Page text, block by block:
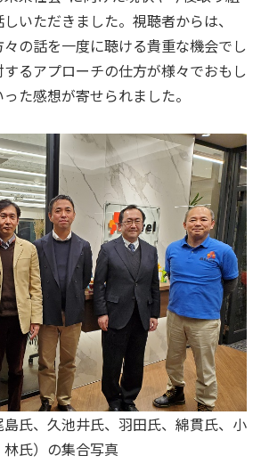
いただきました。視聴者からは、
々の話を一度に聴ける貴重な機会でし
るアプローチの仕方が様々でおもし
た感想が寄せられました。
氏、久池井氏、羽田氏、綿貫氏、小
林氏）の集合写真